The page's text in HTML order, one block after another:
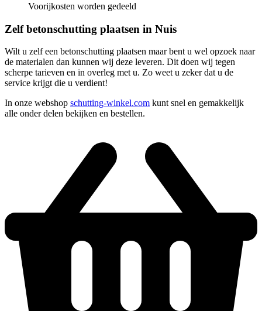
Voorijkosten worden gedeeld
Zelf betonschutting plaatsen in Nuis
Wilt u zelf een betonschutting plaatsen maar bent u wel opzoek naar
de materialen dan kunnen wij deze leveren. Dit doen wij tegen
scherpe tarieven en in overleg met u. Zo weet u zeker dat u de
service krijgt die u verdient!
In onze webshop schutting-winkel.com kunt snel en gemakkelijk
alle onder delen bekijken en bestellen.